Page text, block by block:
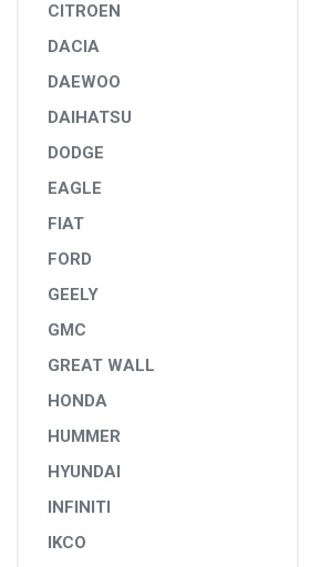
CITROEN
DACIA
DAEWOO
DAIHATSU
DODGE
EAGLE
FIAT
FORD
GEELY
GMC
GREAT WALL
HONDA
HUMMER
HYUNDAI
INFINITI
IKCO